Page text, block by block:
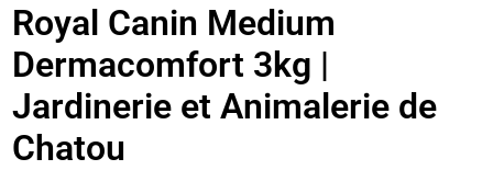
Royal Canin Medium
Dermacomfort 3kg |
Jardinerie et Animalerie de
Chatou